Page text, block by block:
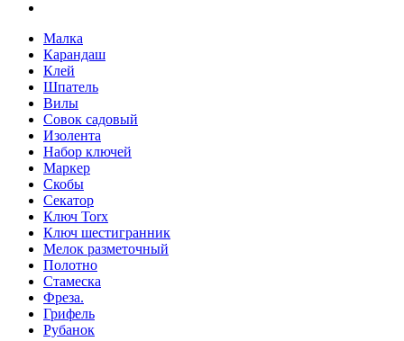
Малка
Карандаш
Клей
Шпатель
Вилы
Совок садовый
Изолента
Набор ключей
Маркер
Скобы
Секатор
Ключ Torx
Ключ шестигранник
Мелок разметочный
Полотно
Стамеска
Фреза.
Грифель
Рубанок